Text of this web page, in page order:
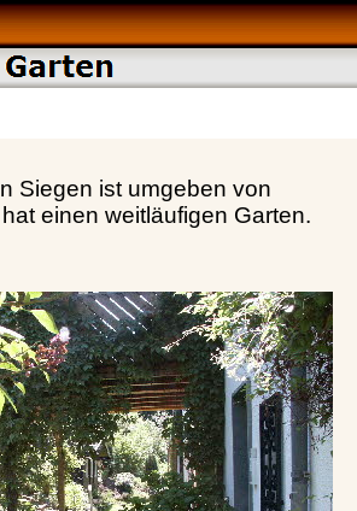
Siegen ist umgeben von
einen weitläufigen Garten.